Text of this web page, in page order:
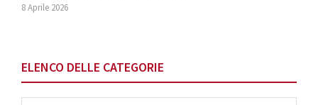
8 Aprile 2026
ELENCO DELLE CATEGORIE